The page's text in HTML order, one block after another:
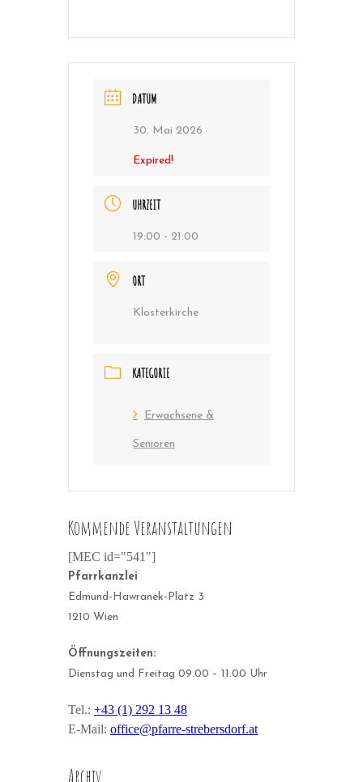
DATUM
30. Mai 2026
Expired!
UHRZEIT
19:00 - 21:00
ORT
Klosterkirche
KATEGORIE
Erwachsene &
Senioren
Kommende Veranstaltungen
[MEC id="541"]
Pfarrkanzlei
Edmund-Hawranek-Platz 3
1210 Wien
Öffnungszeiten:
Dienstag und Freitag 09.00 – 11.00 Uhr
Tel.: +43 (1) 292 13 48
E-Mail: office@pfarre-strebersdorf.at
Archiv